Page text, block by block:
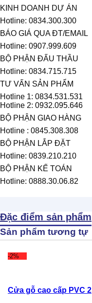
KINH DOANH DỰ ÁN
Hotline: 0834.300.300
BÁO GIÁ QUA ĐT/EMAIL
Hotline: 0907.999.609
BỘ PHẬN ĐẤU THẦU
Hotline: 0834.715.715
TƯ VẤN SẢN PHẨM
Hotline 1: 0834.531.531
Hotline 2: 0932.095.646
BỘ PHẬN GIAO HÀNG
Hotline : 0845.308.308
BỘ PHẬN LẮP ĐẶT
Hotline: 0839.210.210
BỘ PHẬN KẾ TOÁN
Hotline: 0888.30.06.82
Đặc điểm sản phẩm
Sản phẩm tương tự
-2%
Cửa gỗ cao cấp PVC 2